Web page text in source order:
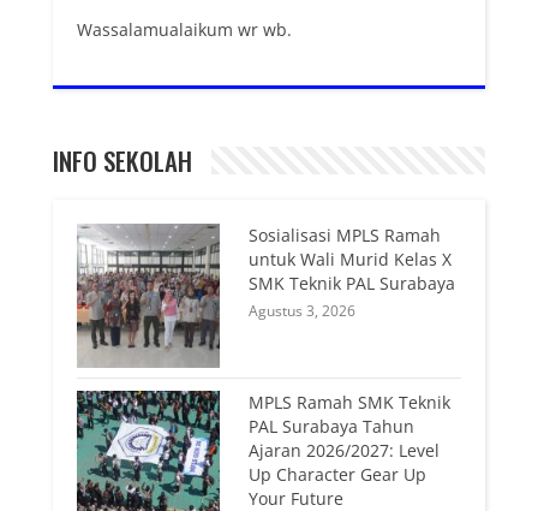
Wassalamualaikum wr wb.
INFO SEKOLAH
Sosialisasi MPLS Ramah
untuk Wali Murid Kelas X
SMK Teknik PAL Surabaya
Agustus 3, 2026
MPLS Ramah SMK Teknik
PAL Surabaya Tahun
Ajaran 2026/2027: Level
Up Character Gear Up
Your Future